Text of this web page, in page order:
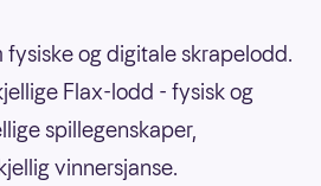
og digitale skrapelodd.
Flax-lodd - fysisk og
spillegenskaper,
vinnersjanse.